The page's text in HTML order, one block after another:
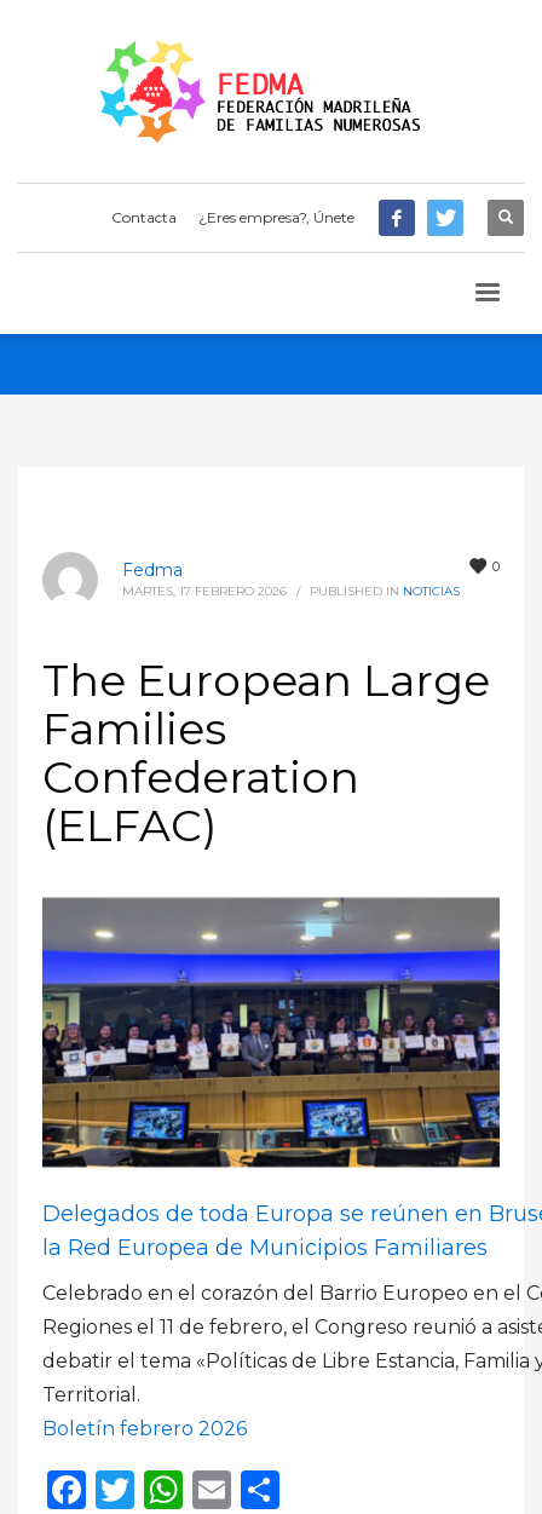
Contacta ¿Eres empresa?, Únete
0
Fedma
MARTES, 17 FEBRERO 2026 / PUBLISHED IN NOTICIAS
The European Large
Families
Confederation
(ELFAC)
Delegados de toda Europa se reúnen en
la Red Europea de Municipios Familiares
Celebrado en el corazón del Barrio Europeo en el
Regiones el 11 de febrero, el Congreso reunió a
debatir el tema «Políticas de Libre Estancia, Familia
Territorial.
Boletín febrero 2026
Facebook
Twitter
WhatsApp
Email